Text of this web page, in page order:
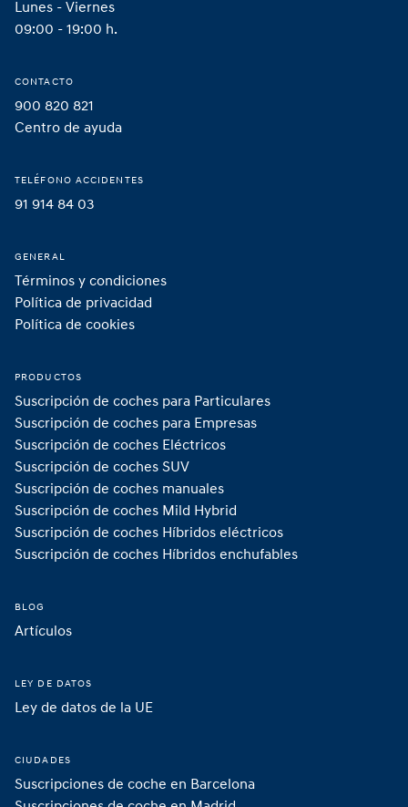
Lunes - Viernes
09:00 - 19:00 h.
CONTACTO
900 820 821
Centro de ayuda
TELÉFONO ACCIDENTES
91 914 84 03
GENERAL
Términos y condiciones
Política de privacidad
Política de cookies
PRODUCTOS
Suscripción de coches para Particulares
Suscripción de coches para Empresas
Suscripción de coches Eléctricos
Suscripción de coches SUV
Suscripción de coches manuales
Suscripción de coches Mild Hybrid
Suscripción de coches Híbridos eléctricos
Suscripción de coches Híbridos enchufables
BLOG
Artículos
LEY DE DATOS
Ley de datos de la UE
CIUDADES
Suscripciones de coche en Barcelona